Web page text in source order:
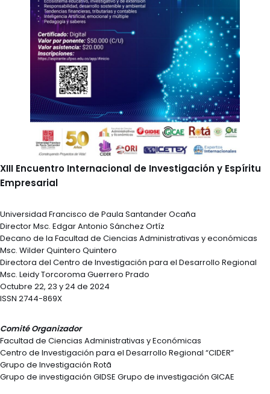
XIII Encuentro Internacional de Investigación y Espíritu
Empresarial
Universidad Francisco de Paula Santander Ocaña
Director Msc. Edgar Antonio Sánchez Ortíz
Decano de la Facultad de Ciencias Administrativas y económicas
Msc. Wilder Quintero Quintero
Directora del Centro de Investigación para el Desarrollo Regional
Msc. Leidy Torcoroma Guerrero Prado
Octubre 22, 23 y 24 de 2024
ISSN 2744-869X
Comité Organizador
Facultad de Ciencias Administrativas y Económicas
Centro de Investigación para el Desarrollo Regional “CIDER”
Grupo de Investigación Rotã
Grupo de investigación GIDSE Grupo de investigación GICAE